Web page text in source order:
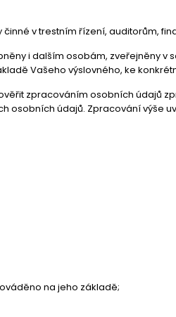
v trestním řízení, auditorům,
i dalším osobám, zveřejněny v
Vašeho výslovného, ke
zpracováním osobních údajů
údajů. Zpracování výše
na jeho základě;